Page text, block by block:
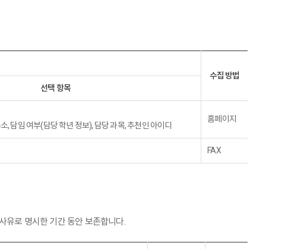
수집 방법
선택 항목
, 담임 여부(담당 학년 정보), 담당 과목, 추천인 아이디
홈페이지
FAX
유로 명시한 기간 동안 보존합니다.